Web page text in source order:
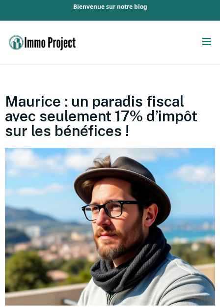
Bienvenue sur notre blog
Maurice : un paradis fiscal
avec seulement 17% d’impôt
sur les bénéfices !